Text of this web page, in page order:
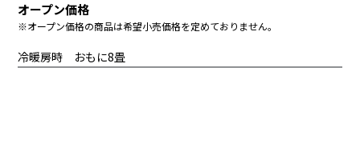
オープン価格
※オープン価格の商品は希望小売価格を定めておりません。
冷暖房時 おもに8畳